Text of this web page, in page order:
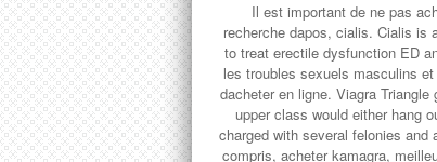
Il est important de ne pas
recherche dapos, cialis. Cialis is
to treat erectile dysfunction ED
les troubles sexuels masculins
dacheter en ligne. Viagra
upper class would either hang
charged with several felonies and
compris, acheter kamagra,